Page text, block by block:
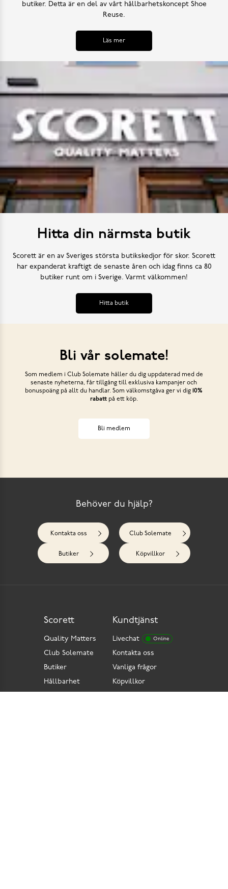
butiker. Detta är en del av vårt hållbarhetskoncept Shoe
Reuse.
Läs mer
Hitta din närmsta butik
Scorett är en av Sveriges största butikskedjor för skor. Scorett
har expanderat kraftigt de senaste åren och idag finns ca 80
butiker runt om i Sverige. Varmt välkommen!
Hitta butik
Bli vår solemate!
Som medlem i Club Solemate håller du dig uppdaterad med de
senaste nyheterna, får tillgång till exklusiva kampanjer och
bonuspoäng på allt du handlar. Som välkomstgåva ger vi dig10%
rabattpå ett köp.
Bli medlem
Behöver du hjälp?
Kontakta oss Club Solemate
Butiker Köpvillkor
Kundtjänst
Livechat Online
Kontakta oss
Vanliga frågor
Köpvillkor
Scorett
Quality Matters
Club Solemate
Butiker
Hållbarhet